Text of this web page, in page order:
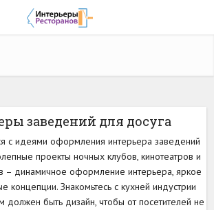
заведений для досуга
с идеями оформления интерьера заведений
проекты ночных клубов, кинотеатров и
– динамичное оформление интерьера, яркое
концепции. Знакомьтесь с кухней индустрии
должен быть дизайн, чтобы от посетителей не